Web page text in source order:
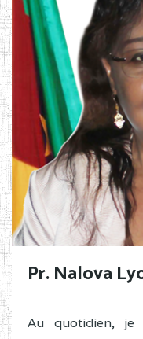
Pr. Nalova
Au quotidien, je